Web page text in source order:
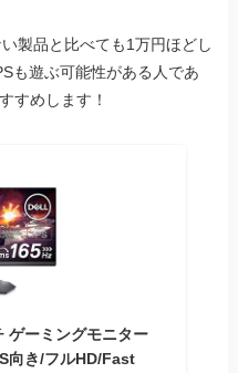
製品と比べても1万円ほどし
も遊ぶ可能性がある人であ
すめします！
ゲーミングモニター
向き/フルHD/Fast